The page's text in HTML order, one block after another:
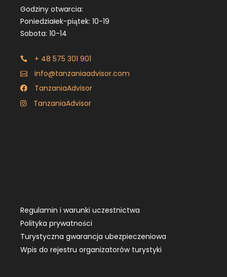
Godziny otwarcia:
Poniedziałek-piątek: 10-19
Sobota: 10-14
+ 48 575 301 901
info@tanzaniaadvisor.com
TanzaniaAdvisor
TanzaniaAdvisor
Regulamin i warunki uczestnictwa
Polityka prywatności
Turystyczna gwarancja ubezpieczeniowa
Wpis do rejestru organizatorów turystyki